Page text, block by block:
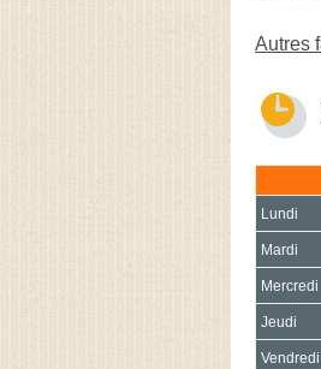
Autres
Lundi
Mardi
Mercredi
Jeudi
Vendredi